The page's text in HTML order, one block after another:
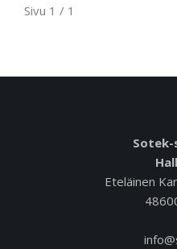
Sivu 1 / 1
Eteläinen